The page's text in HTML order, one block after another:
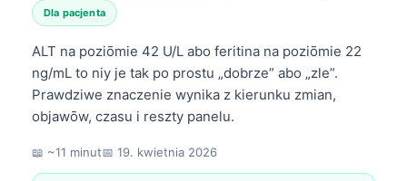
Dla pacjenta
ALT na poziōmie 42 U/L abo feritina na poziōmie 22
ng/mL to niy je tak po prostu „dobrze” abo „zle”.
Prawdziwe znaczenie wynika z kierunku zmian,
objawōw, czasu i reszty panelu.
📖 ~11 minut📅 19. kwietnia 2026